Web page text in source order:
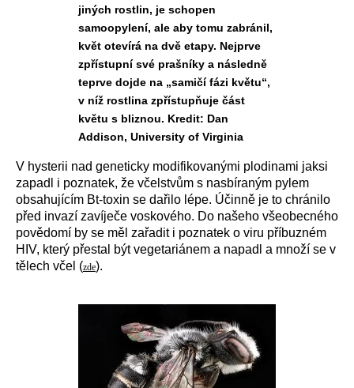
jiných rostlin, je schopen
samoopylení, ale aby tomu zabránil,
květ otevírá na dvě etapy. Nejprve
zpřístupní své prašníky a následně
teprve dojde na „samičí fázi květu“,
v níž rostlina zpřístupňuje část
květu s bliznou. Kredit: Dan
Addison, University of Virginia
V hysterii nad geneticky modifikovanými plodinami jaksi
zapadl i poznatek, že včelstvům s nasbíraným pylem
obsahujícím Bt-toxin se dařilo lépe. Účinně je to chránilo
před invazí zavíječe voskového. Do našeho všeobecného
povědomí by se měl zařadit i poznatek o viru příbuzném
HIV, který přestal být vegetariánem a napadl a množí se v
tělech včel (zde).